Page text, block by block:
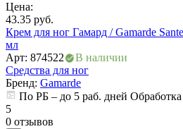
Цена:
43.35 руб.
Крем для ног Гамард / Gamarde
мл
Арт: 874522
В наличии
Средства для ног
Бренд: Gamarde
По РБ – до 5 раб. дней Обработка
5
0 отзывов